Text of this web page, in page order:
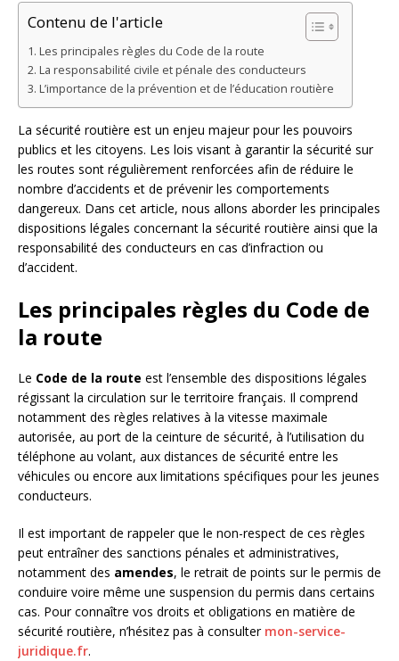
Contenu de l'article
Les principales règles du Code de la route
La responsabilité civile et pénale des conducteurs
L’importance de la prévention et de l’éducation routière
La sécurité routière est un enjeu majeur pour les pouvoirs
publics et les citoyens. Les lois visant à garantir la sécurité sur
les routes sont régulièrement renforcées afin de réduire le
nombre d’accidents et de prévenir les comportements
dangereux. Dans cet article, nous allons aborder les principales
dispositions légales concernant la sécurité routière ainsi que la
responsabilité des conducteurs en cas d’infraction ou
d’accident.
Les principales règles du Code de
la route
Le Code de la route est l’ensemble des dispositions légales
régissant la circulation sur le territoire français. Il comprend
notamment des règles relatives à la vitesse maximale
autorisée, au port de la ceinture de sécurité, à l’utilisation du
téléphone au volant, aux distances de sécurité entre les
véhicules ou encore aux limitations spécifiques pour les jeunes
conducteurs.
Il est important de rappeler que le non-respect de ces règles
peut entraîner des sanctions pénales et administratives,
notamment des amendes, le retrait de points sur le permis de
conduire voire même une suspension du permis dans certains
cas. Pour connaître vos droits et obligations en matière de
sécurité routière, n’hésitez pas à consulter mon-service-
juridique.fr.